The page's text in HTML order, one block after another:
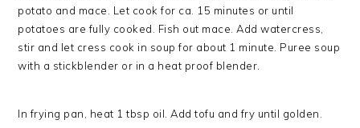
potato and mace. Let cook for ca. 15 minutes or until
potatoes are fully cooked. Fish out mace. Add watercress,
stir and let cress cook in soup for about 1 minute. Puree soup
with a stickblender or in a heat proof blender.
In frying pan, heat 1 tbsp oil. Add tofu and fry until golden.